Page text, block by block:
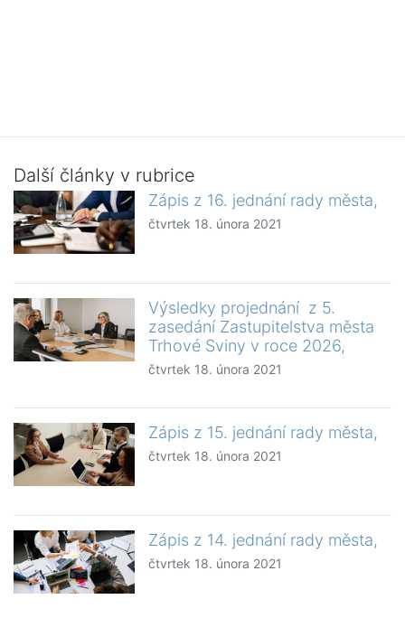
Další články v rubrice
Zápis z 16. jednání rady města,
čtvrtek 18. února 2021
Výsledky projednání z 5.
zasedání Zastupitelstva města
Trhové Sviny v roce 2026,
čtvrtek 18. února 2021
Zápis z 15. jednání rady města,
čtvrtek 18. února 2021
Zápis z 14. jednání rady města,
čtvrtek 18. února 2021